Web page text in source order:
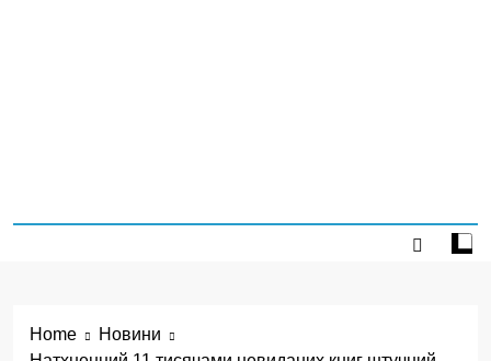
Home
Новини